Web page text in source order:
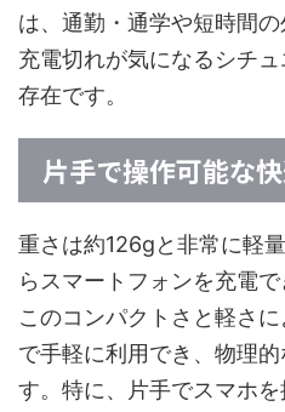
は、通勤・通学や短時間
充電切れが気になるシチ
存在です。
片手で操作可能な
重さは約126gと非常に軽
らスマートフォンを充電で
このコンパクトさと軽さ
で手軽に利用でき、物理
す。特に、片手でスマホ